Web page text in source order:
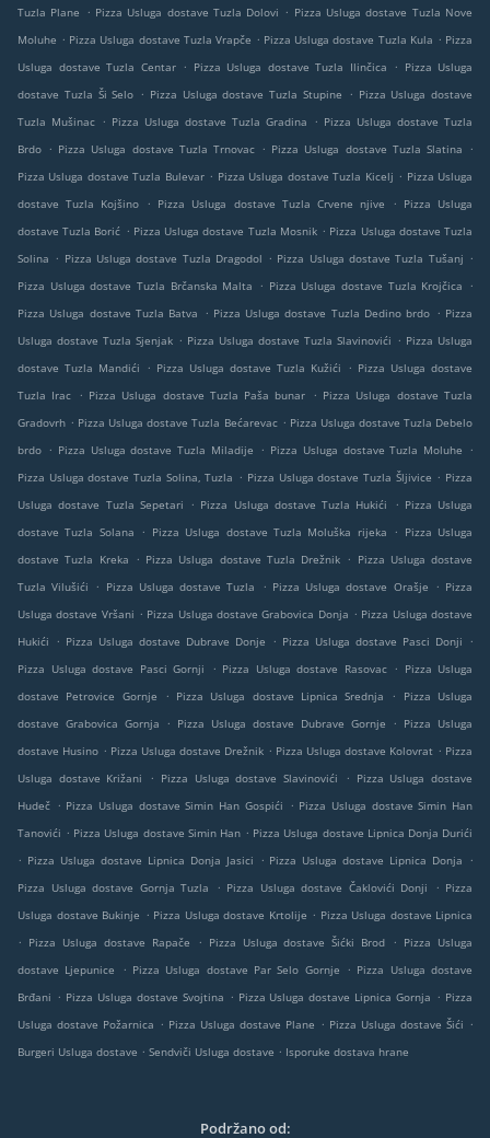
Tuzla Plane
. Pizza Usluga dostave Tuzla Dolovi . Pizza Usluga dostave Tuzla Nove
Moluhe . Pizza Usluga dostave Tuzla Vrapče . Pizza Usluga dostave Tuzla Kula . Pizza
Usluga dostave Tuzla Centar
. Pizza Usluga dostave Tuzla Ilinčica . Pizza Usluga
dostave Tuzla Ši Selo . Pizza Usluga dostave Tuzla Stupine . Pizza Usluga dostave
Tuzla Mušinac . Pizza Usluga dostave Tuzla Gradina . Pizza Usluga dostave Tuzla
Brdo . Pizza Usluga dostave Tuzla Trnovac . Pizza Usluga dostave Tuzla Slatina
.
Pizza Usluga dostave Tuzla Bulevar . Pizza Usluga dostave Tuzla Kicelj . Pizza Usluga
dostave Tuzla Kojšino
. Pizza Usluga dostave Tuzla Crvene njive . Pizza Usluga
dostave Tuzla Borić . Pizza Usluga dostave Tuzla Mosnik . Pizza Usluga dostave Tuzla
Solina . Pizza Usluga dostave Tuzla Dragodol . Pizza Usluga dostave Tuzla Tušanj .
Pizza Usluga dostave Tuzla Brčanska Malta
. Pizza Usluga dostave Tuzla Krojčica
.
Pizza Usluga dostave Tuzla Batva
. Pizza Usluga dostave Tuzla Dedino brdo . Pizza
Usluga dostave Tuzla Sjenjak . Pizza Usluga dostave Tuzla Slavinovići . Pizza Usluga
dostave Tuzla Mandići
. Pizza Usluga dostave Tuzla Kužići . Pizza Usluga dostave
Tuzla Irac
. Pizza Usluga dostave Tuzla Paša bunar . Pizza Usluga dostave Tuzla
Gradovrh . Pizza Usluga dostave Tuzla Bećarevac . Pizza Usluga dostave Tuzla Debelo
brdo . Pizza Usluga dostave Tuzla Miladije . Pizza Usluga dostave Tuzla Moluhe
.
Pizza Usluga dostave Tuzla Solina, Tuzla . Pizza Usluga dostave Tuzla Šljivice . Pizza
Usluga dostave Tuzla Sepetari
. Pizza Usluga dostave Tuzla Hukići . Pizza Usluga
dostave Tuzla Solana
. Pizza Usluga dostave Tuzla Moluška rijeka . Pizza Usluga
dostave Tuzla Kreka
. Pizza Usluga dostave Tuzla Drežnik . Pizza Usluga dostave
Tuzla Vilušići
. Pizza Usluga dostave Tuzla . Pizza Usluga dostave Orašje . Pizza
Usluga dostave Vršani . Pizza Usluga dostave Grabovica Donja . Pizza Usluga dostave
Hukići
. Pizza Usluga dostave Dubrave Donje . Pizza Usluga dostave Pasci Donji
.
Pizza Usluga dostave Pasci Gornji
. Pizza Usluga dostave Rasovac . Pizza Usluga
dostave Petrovice Gornje
. Pizza Usluga dostave Lipnica Srednja .
Pizza Usluga
dostave Grabovica Gornja
. Pizza Usluga dostave Dubrave Gornje . Pizza Usluga
dostave Husino . Pizza Usluga dostave Drežnik . Pizza Usluga dostave Kolovrat . Pizza
Usluga dostave Križani
. Pizza Usluga dostave Slavinovići . Pizza Usluga dostave
Hudeč . Pizza Usluga dostave Simin Han Gospići . Pizza Usluga dostave Simin Han
Tanovići . Pizza Usluga dostave Simin Han . Pizza Usluga dostave Lipnica Donja Durići
. Pizza Usluga dostave Lipnica Donja Jasici . Pizza Usluga dostave Lipnica Donja
.
Pizza Usluga dostave Gornja Tuzla
. Pizza Usluga dostave Čaklovići Donji . Pizza
Usluga dostave Bukinje . Pizza Usluga dostave Krtolije . Pizza Usluga dostave Lipnica
. Pizza Usluga dostave Rapače . Pizza Usluga dostave Šićki Brod . Pizza Usluga
dostave Ljepunice
. Pizza Usluga dostave Par Selo Gornje . Pizza Usluga dostave
Brđani . Pizza Usluga dostave Svojtina . Pizza Usluga dostave Lipnica Gornja . Pizza
Usluga dostave Požarnica . Pizza Usluga dostave Plane . Pizza Usluga dostave Šići .
Burgeri Usluga dostave . Sendviči Usluga dostave . Isporuke dostava hrane
Podržano od: